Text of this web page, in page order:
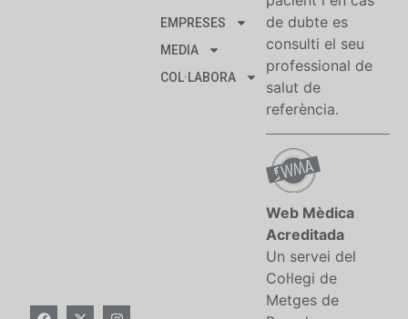
EMPRESES
MEDIA
COL·LABORA
de dubte es
consulti el seu
professional de
salut de
referència.
Web Mèdica
Acreditada
Un servei del
Col·legi de
Metges de